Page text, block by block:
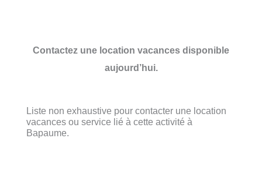
Contactez une location vacances disponible
aujourd’hui.
Liste non exhaustive pour contacter une location
vacances ou service lié à cette activité à
Bapaume.